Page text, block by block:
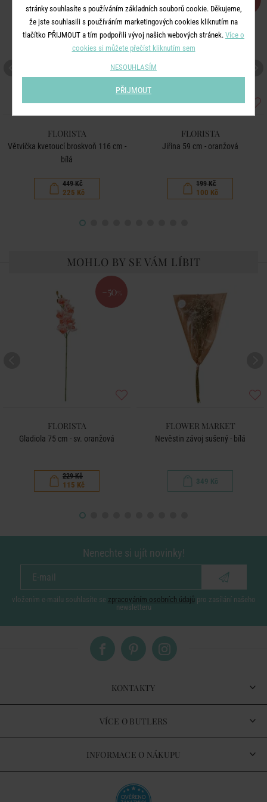
FLORISTA
Větvička kvetoucí broskvoň 116 cm -
bílá
449 Kč
225 Kč
FLORISTA
Jiřina 59 cm - oranžová
199 Kč
100 Kč
MOHLO BY SE VÁM LÍBIT
-50 %
FLORISTA
Gladiola 75 cm - sv. oranžová
229 Kč
115 Kč
FLOWER MARKET
Nevěstin závoj sušený - bílá
349 Kč
Nenechte si ujít novinky!
vložením e-mailu souhlasíte se zpracováním osobních údajů pro zasílání našeho
newsletteru
KONTAKTY
VÍCE O BUTLERS
INFORMACE O NÁKUPU
stránky souhlasíte s používáním základních souborů cookie. Děkujeme,
že jste souhlasili s používáním marketingových cookies kliknutím na
tlačítko PŘIJMOUT a tím podpořili vývoj našich webových stránek. Více o
cookies si můžete přečíst kliknutím sem
NESOUHLASÍM
PŘIJMOUT